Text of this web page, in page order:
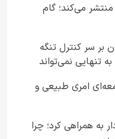
می‌کند؛ گام
بر سر کنترل تنگه
تنهایی نمی‌تواند
امری طبیعی و
به همراهی کرد؛ چرا